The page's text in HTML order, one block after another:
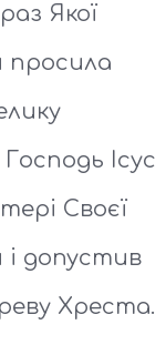
Якої
просила
Ісус
Своєї
і допустив
Хреста.